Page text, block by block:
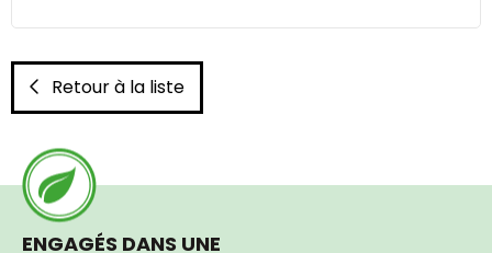
Retour à la liste
ENGAGÉS DANS UNE